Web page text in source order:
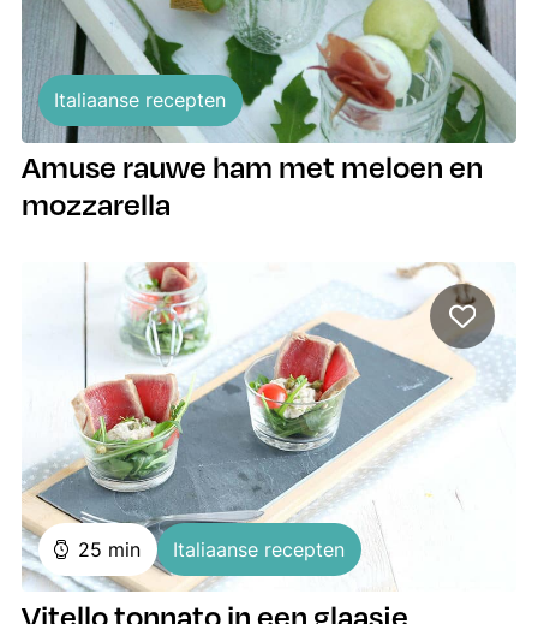
Italiaanse recepten
Amuse rauwe ham met meloen en
mozzarella
25 minuten
min Italiaanse recepten
Vitello tonnato in een glaasje